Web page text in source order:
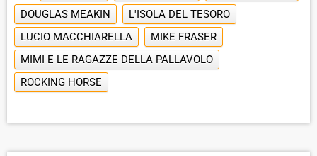
DOUGLAS MEAKIN
L'ISOLA DEL TESORO
LUCIO MACCHIARELLA
MIKE FRASER
MIMI E LE RAGAZZE DELLA PALLAVOLO
ROCKING HORSE